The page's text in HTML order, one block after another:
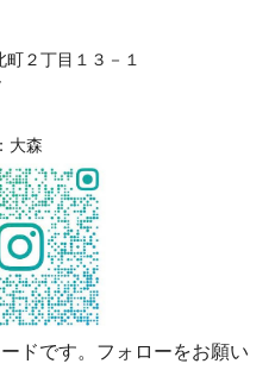
２丁目１３－１
大森
ドです。フォローをお願い